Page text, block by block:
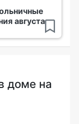
августа
доме на